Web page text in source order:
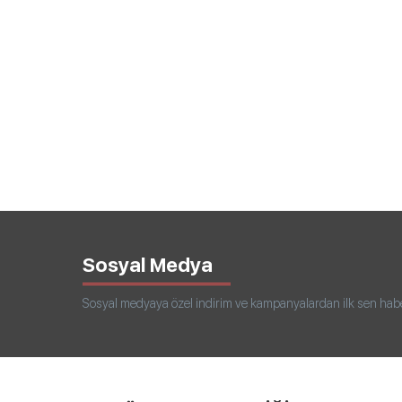
Sosyal Medya
Sosyal medyaya özel indirim ve kampanyalardan ilk sen